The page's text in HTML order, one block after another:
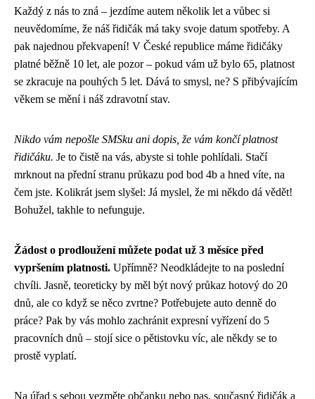
Každý z nás to zná – jezdíme autem několik let a vůbec si
neuvědomíme, že náš řidičák má taky svoje datum spotřeby. A
pak najednou překvapení! V České republice máme řidičáky
platné běžně 10 let, ale pozor – pokud vám už bylo 65, platnost
se zkracuje na pouhých 5 let. Dává to smysl, ne? S přibývajícím
věkem se mění i náš zdravotní stav.
Nikdo vám nepošle SMSku ani dopis, že vám končí platnost
řidičáku. Je to čistě na vás, abyste si tohle pohlídali. Stačí
mrknout na přední stranu průkazu pod bod 4b a hned víte, na
čem jste. Kolikrát jsem slyšel: Já myslel, že mi někdo dá vědět!
Bohužel, takhle to nefunguje.
Žádost o prodloužení můžete podat už 3 měsíce před
vypršením platnosti. Upřímně? Neodkládejte to na poslední
chvíli. Jasně, teoreticky by měl být nový průkaz hotový do 20
dnů, ale co když se něco zvrtne? Potřebujete auto denně do
práce? Pak by vás mohlo zachránit expresní vyřízení do 5
pracovních dnů – stojí sice o pětistovku víc, ale někdy se to
prostě vyplatí.
Na úřad s sebou vezměte občanku nebo pas, současný řidičák a